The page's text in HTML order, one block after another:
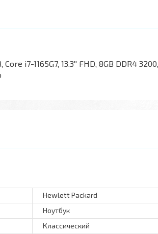
i7-1165G7, 13.3'' FHD, 8GB DDR4
Hewlett Packard
Ноутбук
Классический